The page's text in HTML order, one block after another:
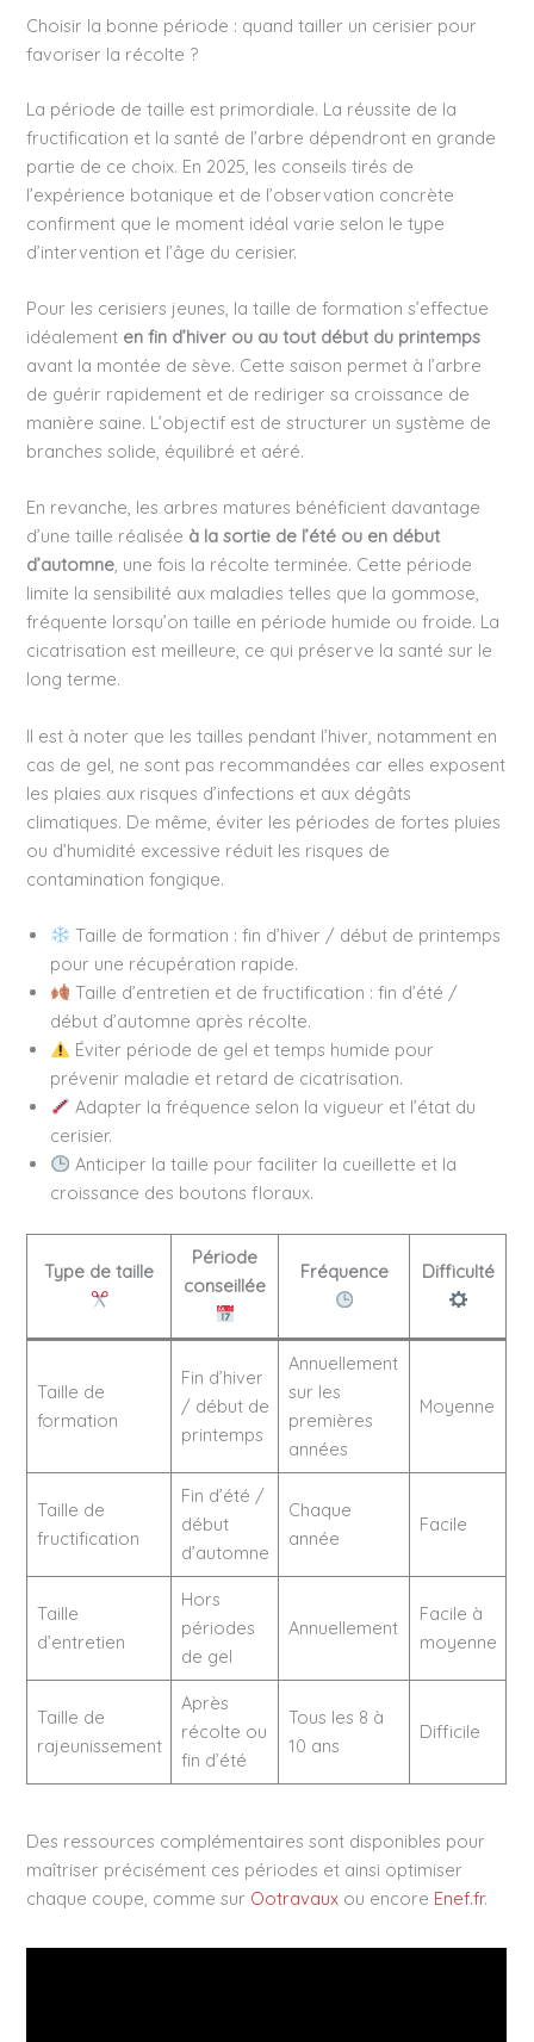
Choisir la bonne période : quand tailler un cerisier pour
favoriser la récolte ?
La période de taille est primordiale. La réussite de la
fructification et la santé de l’arbre dépendront en grande
partie de ce choix. En 2025, les conseils tirés de
l’expérience botanique et de l’observation concrète
confirment que le moment idéal varie selon le type
d’intervention et l’âge du cerisier.
Pour les cerisiers jeunes, la taille de formation s’effectue
idéalement en fin d’hiver ou au tout début du printemps
avant la montée de sève. Cette saison permet à l’arbre
de guérir rapidement et de rediriger sa croissance de
manière saine. L’objectif est de structurer un système de
branches solide, équilibré et aéré.
En revanche, les arbres matures bénéficient davantage
d’une taille réalisée à la sortie de l’été ou en début
d’automne, une fois la récolte terminée. Cette période
limite la sensibilité aux maladies telles que la gommose,
fréquente lorsqu’on taille en période humide ou froide. La
cicatrisation est meilleure, ce qui préserve la santé sur le
long terme.
Il est à noter que les tailles pendant l’hiver, notamment en
cas de gel, ne sont pas recommandées car elles exposent
les plaies aux risques d’infections et aux dégâts
climatiques. De même, éviter les périodes de fortes pluies
ou d’humidité excessive réduit les risques de
contamination fongique.
Taille de formation : fin d’hiver / début de printemps
pour une récupération rapide.
Taille d’entretien et de fructification : fin d’été /
début d’automne après récolte.
Éviter période de gel et temps humide pour
prévenir maladie et retard de cicatrisation.
Adapter la fréquence selon la vigueur et l’état du
cerisier.
Anticiper la taille pour faciliter la cueillette et la
croissance des boutons floraux.
Type de taille
Période
conseillée
Fréquence Difficulté
Taille de
formation
Fin d’hiver
/ début de
printemps
Annuellement
sur les
premières
années
Moyenne
Taille de
fructification
Fin d’été /
début
d’automne
Chaque
année
Facile
Taille
d’entretien
Hors
périodes
de gel
Annuellement
Facile à
moyenne
Taille de
rajeunissement
Après
récolte ou
fin d’été
Tous les 8 à
10 ans
Difficile
Des ressources complémentaires sont disponibles pour
maîtriser précisément ces périodes et ainsi optimiser
chaque coupe, comme sur Ootravaux ou encore Enef.fr.